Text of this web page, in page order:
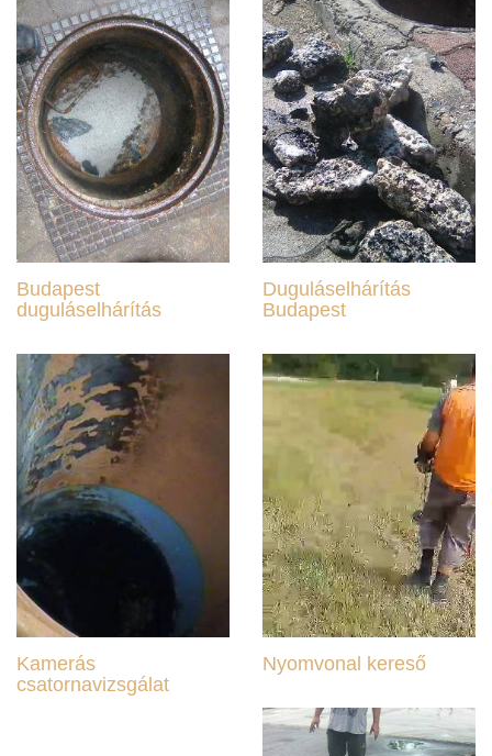
Budapest
duguláselhárítás
Duguláselhárítás
Budapest
Kamerás
csatornavizsgálat
Nyomvonal kereső